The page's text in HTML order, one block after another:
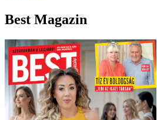
Best Magazin